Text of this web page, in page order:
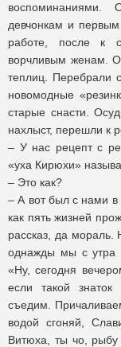
девчонкам и
работе, после к
ворчливым женам.
теплиц. Перебрали
новомодные
старые снасти.
нахлыст, перешли к
– У нас рецепт с
«уха Кирюхи»
– Это как?
– А вот был с нами в
как пять жизней
рассказ, да мораль.
однажды мы с утра
«Ну, сегодня
если такой
съедим.
водой сгоняй,
Витюха, ты чо,